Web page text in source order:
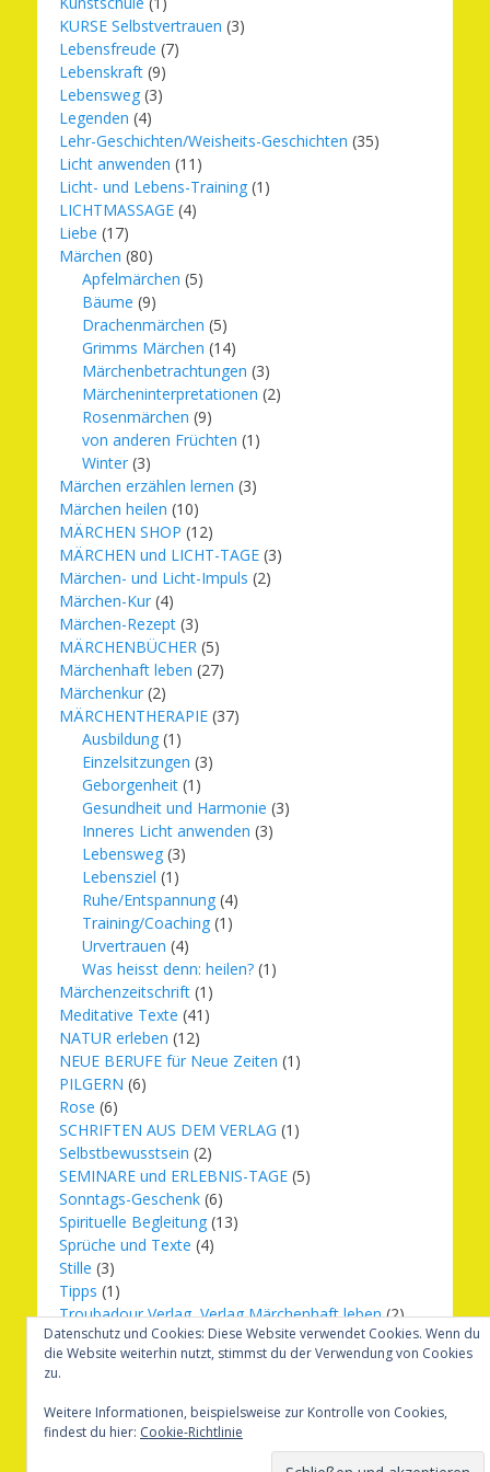
KURSE Selbstvertrauen (3)
Lebensfreude (7)
Lebenskraft (9)
Lebensweg (3)
Legenden (4)
Lehr-Geschichten/Weisheits-Geschichten (35)
Licht anwenden (11)
Licht- und Lebens-Training (1)
LICHTMASSAGE (4)
Liebe (17)
Märchen (80)
Apfelmärchen (5)
Bäume (9)
Drachenmärchen (5)
Grimms Märchen (14)
Märchenbetrachtungen (3)
Märcheninterpretationen (2)
Rosenmärchen (9)
von anderen Früchten (1)
Winter (3)
Märchen erzählen lernen (3)
Märchen heilen (10)
MÄRCHEN SHOP (12)
MÄRCHEN und LICHT-TAGE (3)
Märchen- und Licht-Impuls (2)
Märchen-Kur (4)
Märchen-Rezept (3)
MÄRCHENBÜCHER (5)
Märchenhaft leben (27)
Märchenkur (2)
MÄRCHENTHERAPIE (37)
Ausbildung (1)
Einzelsitzungen (3)
Geborgenheit (1)
Gesundheit und Harmonie (3)
Inneres Licht anwenden (3)
Lebensweg (3)
Lebensziel (1)
Ruhe/Entspannung (4)
Training/Coaching (1)
Urvertrauen (4)
Was heisst denn: heilen? (1)
Märchenzeitschrift (1)
Meditative Texte (41)
NATUR erleben (12)
NEUE BERUFE für Neue Zeiten (1)
PILGERN (6)
Rose (6)
SCHRIFTEN AUS DEM VERLAG (1)
Selbstbewusstsein (2)
SEMINARE und ERLEBNIS-TAGE (5)
Sonntags-Geschenk (6)
Spirituelle Begleitung (13)
Sprüche und Texte (4)
Stille (3)
Tipps (1)
Troubadour Verlag, Verlag Märchenhaft leben(2)
Übungen (1)
Urbilder(20)
Verlag Märchenhaft leben
Weihnachten(16)
Datenschutz und Cookies: Diese Website verwendet Cookies. Wenn du
die Website weiterhin nutzt, stimmst du der Verwendung von Cookies
zu.
Weitere Informationen, beispielsweise zur Kontrolle von Cookies,
findest du hier: Cookie-Richtlinie